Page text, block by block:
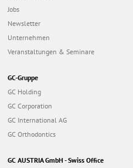
Jobs
Newsletter
Unternehmen
Veranstaltungen & Seminare
GC-Gruppe
GC Holding
GC Corporation
GC International AG
GC Orthodontics
GC AUSTRIA GmbH - Swiss Office